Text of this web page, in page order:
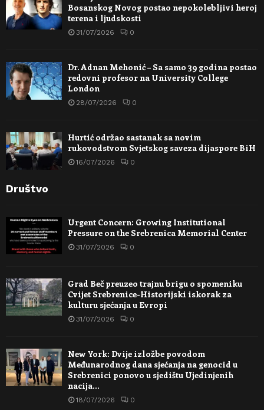
Bosanskog Novog postao nepokolebljivi heroj
terena i ljudskosti
31/07/2026 0
Dr. Adnan Mehonić – Sa samo 39 godina postao
redovni profesor na University College
London
28/07/2026 0
Hurtić održao sastanak sa novim
rukovodstvom Svjetskog saveza dijaspore BiH
16/07/2026 0
Društvo
Urgent Concern: Growing Institutional
Pressure on the Srebrenica Memorial Center
31/07/2026 0
Grad Beč preuzeo trajnu brigu o spomeniku
Cvijet Srebrenice-Historijski iskorak za
kulturu sjećanja u Evropi
31/07/2026 0
New York: Dvije izložbe povodom
Međunarodnog dana sjećanja na genocid u
Srebrenici ponovo u sjedištu Ujedinjenih
nacija…
18/07/2026 0